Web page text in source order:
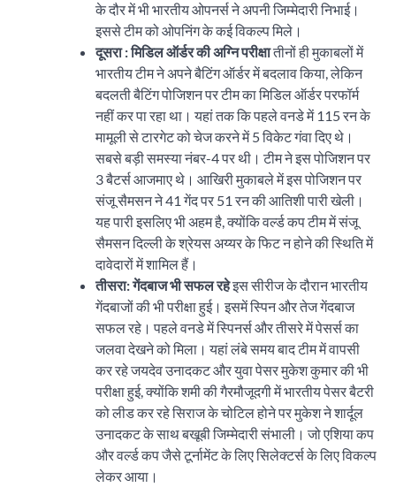
के दौर में भी भारतीय ओपनर्स ने अपनी जिम्मेदारी निभाई।
इससे टीम को ओपनिंग के कई विकल्प मिले।
दूसरा : मिडिल ऑर्डर की अग्नि परीक्षातीनों ही मुकाबलों में
भारतीय टीम ने अपने बैटिंग ऑर्डर में बदलाव किया, लेकिन
बदलती बैटिंग पोजिशन पर टीम का मिडिल ऑर्डर परफॉर्म
नहीं कर पा रहा था। यहां तक कि पहले वनडे में 115 रन के
मामूली से टारगेट को चेज करने में 5 विकेट गंवा दिए थे।
सबसे बड़ी समस्या नंबर-4 पर थी। टीम ने इस पोजिशन पर
3 बैटर्स आजमाए थे। आखिरी मुकाबले में इस पोजिशन पर
संजू सैमसन ने 41 गेंद पर 51 रन की आतिशी पारी खेली।
यह पारी इसलिए भी अहम है, क्योंकि वर्ल्ड कप टीम में संजू
सैमसन दिल्ली के श्रेयस अय्यर के फिट न होने की स्थिति में
दावेदारों में शामिल हैं।
तीसरा: गेंदबाज भी सफल रहेइस सीरीज के दौरान भारतीय
गेंदबाजों की भी परीक्षा हुई। इसमें स्पिन और तेज गेंदबाज
सफल रहे। पहले वनडे में स्पिनर्स और तीसरे में पेसर्स का
जलवा देखने को मिला। यहां लंबे समय बाद टीम में वापसी
कर रहे जयदेव उनादकट और युवा पेसर मुकेश कुमार की भी
परीक्षा हुई, क्योंकि शमी की गैरमौजूदगी में भारतीय पेसर बैटरी
को लीड कर रहे सिराज के चोटिल होने पर मुकेश ने शार्दूल
उनादकट के साथ बखूबी जिम्मेदारी संभाली। जो एशिया कप
और वर्ल्ड कप जैसे टूर्नामेंट के लिए सिलेक्टर्स के लिए विकल्प
लेकर आया।